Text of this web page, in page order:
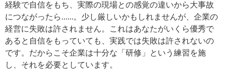
経験で自信をもち、実際の現場との感覚の違いから大事故
につながったら......。少し厳しいかもしれませんが、企業の
経営に失敗は許されません。これはあなたがいくら優秀で
あると自信をもっていても、実践では失敗は許されないの
です。だからこそ企業は十分な「研修」という練習を施
し、それを必要としています。